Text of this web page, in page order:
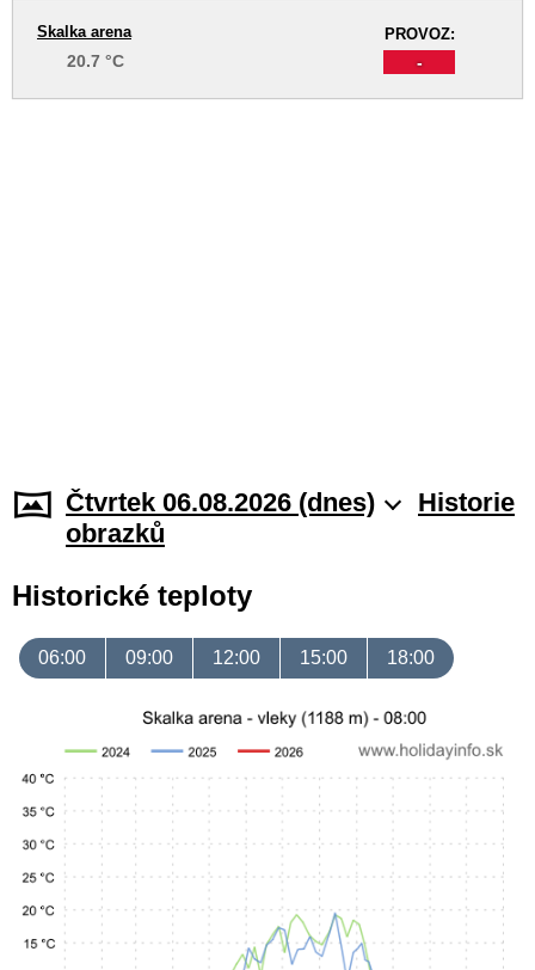
PROVOZ:
-
Skalka arena
20.7 °C
Čtvrtek 06.08.2026 (dnes)
Historie
obrazků
Historické teploty
06:00 09:00 12:00 15:00 18:00